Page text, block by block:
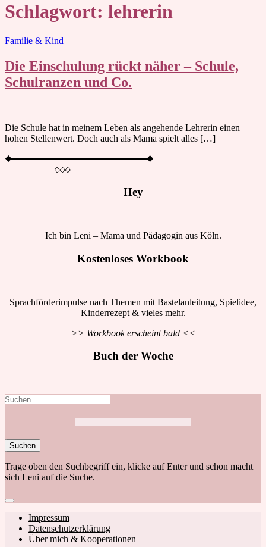
Schlagwort: lehrerin
Blog
Familie & Kind
Die Einschulung rückt näher – Schule,
Schulranzen und Co.
Die Schule hat in meinem Leben als angehende Lehrerin einen
hohen Stellenwert. Doch auch als Mama spielt alles […]
Hey
Ich bin Leni – Mama und Pädagogin aus Köln.
Kostenloses Workbook
Sprachförderimpulse nach Themen mit Bastelanleitung, Spielidee,
Kinderrezept & vieles mehr.
>> Workbook erscheint bald <<
Buch der Woche
Suchen
Trage oben den Suchbegriff ein, klicke auf Enter und schon macht
sich Leni auf die Suche.
Close
search
Footer
navigation
Impressum
Datenschutzerklärung
Über mich & Kooperationen